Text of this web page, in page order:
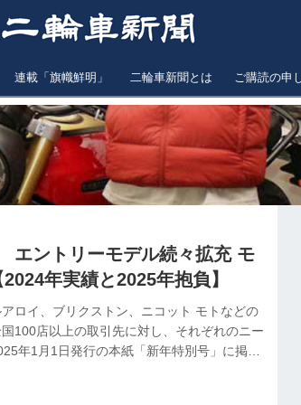
連載「旗幟鮮明」 二輪車新聞とは ご購読の申
ントリーモデル続々拡充 モ
年実績と2025年抱負】
ロイ、ブリクストン、ニコット モトなどの
100店以上の取引先に対し、それぞれのニー
年1月1日発行の本紙「新年特別号」に掲載